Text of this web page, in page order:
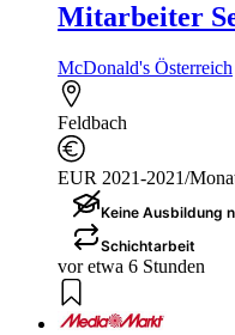
Mitarbeiter
McDonald's Österreich
Feldbach
EUR 2021-2021/
Keine Ausbildung
Schichtarbeit
vor etwa 6 Stunden